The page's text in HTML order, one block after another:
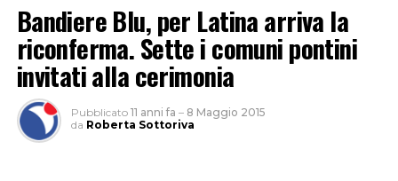
Bandiere Blu, per Latina arriva la
riconferma. Sette i comuni pontini
invitati alla cerimonia
Pubblicato 11 anni fa – 8 Maggio 2015
da Roberta Sottoriva